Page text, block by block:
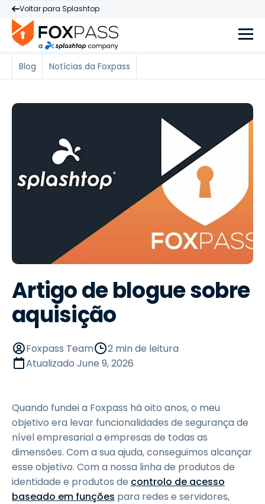
Voltar para Splashtop
Blog Notícias da Foxpass
Artigo de blogue sobre
aquisição
Foxpass Team
2 min de leitura
Atualizado June 9, 2026
Quando fundei a Foxpass há oito anos, o meu
objetivo era levar funcionalidades de segurança de
nível empresarial a empresas de todas as
dimensões. Com a sua ajuda, conseguimos alcançar
esse objetivo. Com a nossa linha de produtos de
identidade e produtos de controlo de acesso
baseado em funções para redes e servidores,